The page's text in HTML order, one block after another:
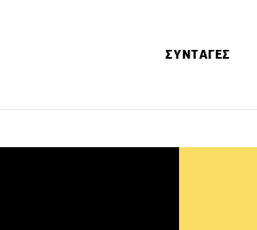
ΣΥΝΤΑΓΕΣ